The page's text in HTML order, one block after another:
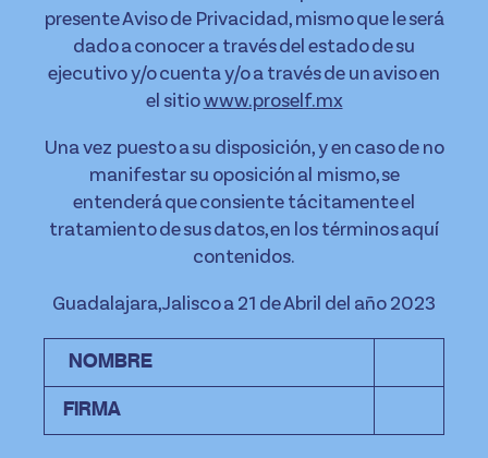
presente Aviso de Privacidad, mismo que le será
dado a conocer a través del estado de su
ejecutivo y/o cuenta y/o a través de un aviso en
el sitiowww.proself.mx
Una vez puesto a su disposición, y en caso de no
manifestar su oposición al mismo, se
entenderá que consiente tácitamente el
tratamiento de sus datos, en los términos aquí
contenidos.
Guadalajara, Jalisco a 21 de Abril del año 2023
NOMBRE
FIRMA